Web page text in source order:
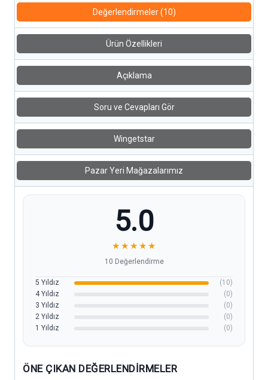
Değerlendirmeler (10)
Ürün Özellikleri
Açıklama
Soru ve Cevapları Gör
Wingetstar
Pazar Yeri Mağazalarımız
5.0
★ ★ ★ ★ ★
10 Değerlendirme
5 Yıldız
(10)
4 Yıldız
(0)
3 Yıldız
(0)
2 Yıldız
(0)
1 Yıldız
(0)
ÖNE ÇIKAN DEĞERLENDIRMELER